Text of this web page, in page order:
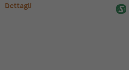
Dettagli